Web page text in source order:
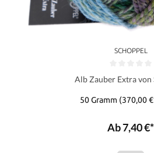
SCHOPPEL
Alb Zauber Extra von
50 Gramm (370,00
Ab 7,40 €*